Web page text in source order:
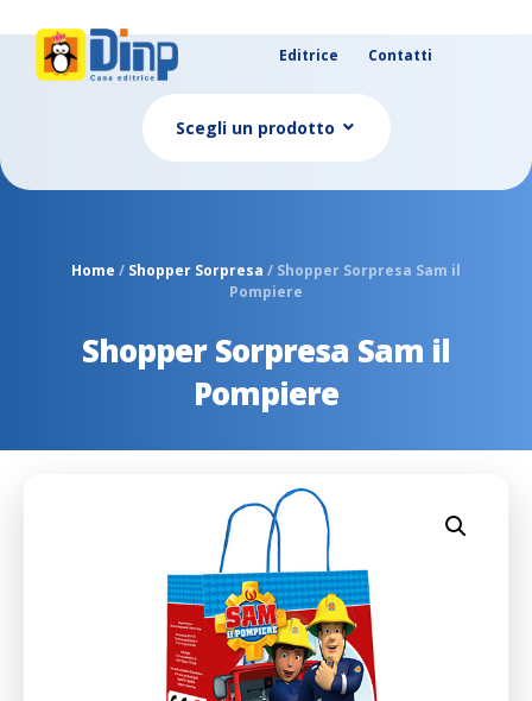
Editrice Contatti
Scegli un prodotto
Home / Shopper Sorpresa / Shopper Sorpresa Sam il
Pompiere
Shopper Sorpresa Sam il
Pompiere